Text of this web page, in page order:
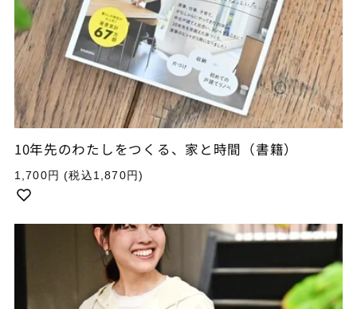
10年先のわたしをつくる、家と時間（書籍）
通
常
価
格
1,700円(税込1,870円)